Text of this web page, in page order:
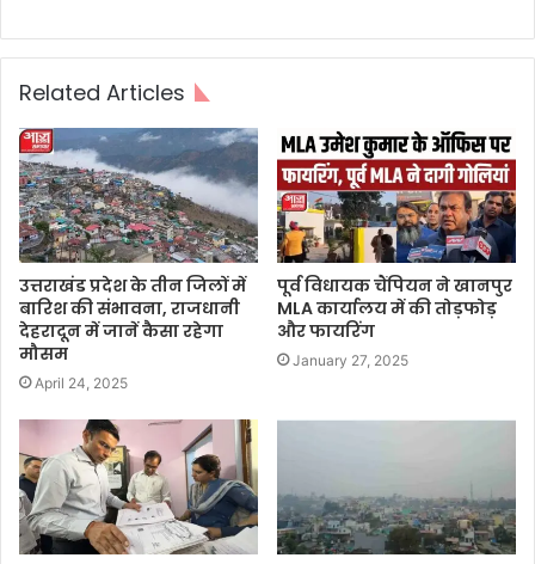
Related Articles
उत्तराखंड प्रदेश के तीन जिलों में
बारिश की संभावना, राजधानी
देहरादून में जानें कैसा रहेगा
मौसम
April 24, 2025
पूर्व विधायक चैंपियन ने खानपुर
MLA कार्यालय में की तोड़फोड़
और फायरिंग
January 27, 2025